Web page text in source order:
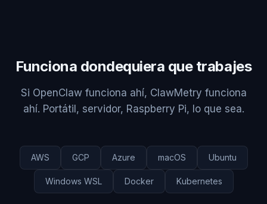
Funciona dondequiera que trabajes
Si OpenClaw funciona ahí, ClawMetry funciona
ahí. Portátil, servidor, Raspberry Pi, lo que sea.
AWS GCP Azure macOS Ubuntu
Windows WSL Docker Kubernetes